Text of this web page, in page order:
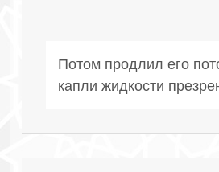
Потом продлил его
капли жидкости